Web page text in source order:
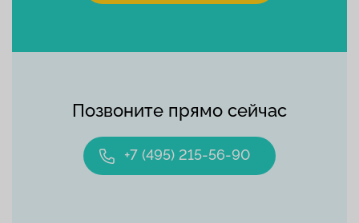
Позвоните прямо сейчас
+7 (495) 215-56-90